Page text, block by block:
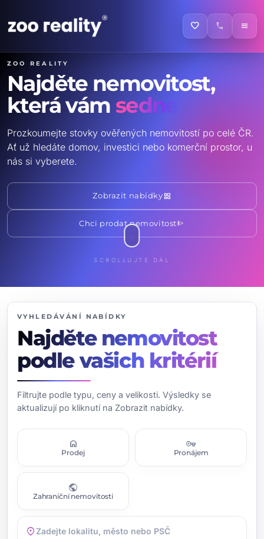
favorite call menu
ZOO reality
Najděte nemovitost,
která vám sedne
Prozkoumejte stovky ověřených nemovitostí po celé ČR.
Ať už hledáte domov, investici nebo komerční prostor, u
nás si vyberete.
Zobrazit nabídkygrid_view
Chci prodat nemovitostsend
SCROLLUJTE DÁL
VYHLEDÁVÁNÍ NABÍDKY
Najděte nemovitost
podle vašich kritérií
Filtrujte podle typu, ceny a velikosti. Výsledky se
aktualizují po kliknutí na Zobrazit nabídky.
home
Prodej
vpn_key
Pronájem
public
Zahraniční nemovitosti
location_on